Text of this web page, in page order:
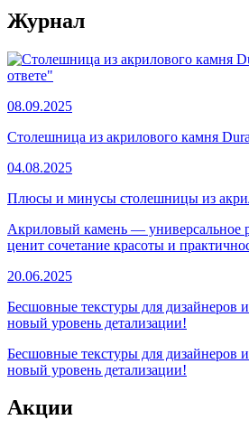
Журнал
08.09.2025
Столешница из акрилового камня
04.08.2025
Плюсы и минусы столешницы из
Акриловый камень — универсальное
ценит сочетание красоты и
20.06.2025
Бесшовные текстуры для дизайнеров
новый уровень детализации!
Бесшовные текстуры для дизайнеров
новый уровень детализации!
Акции